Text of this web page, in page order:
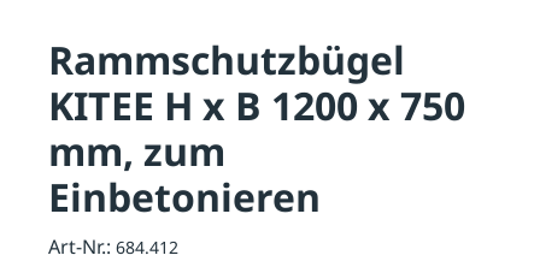
Rammschutzbügel
KITEE H x B 1200 x 750
mm, zum
Einbetonieren
Art-Nr.: 684.412